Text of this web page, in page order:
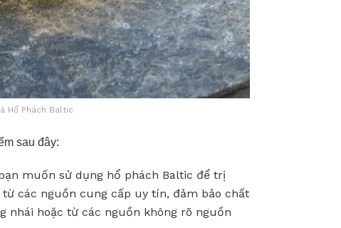
Hổ Phách Baltic
sau đây:
muốn sử dụng hổ phách Baltic để trị
các nguồn cung cấp uy tín, đảm bảo chất
nhái hoặc từ các nguồn không rõ nguồn